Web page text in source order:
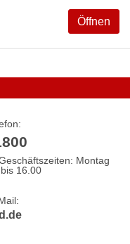
Öffnen
Montag
16.00